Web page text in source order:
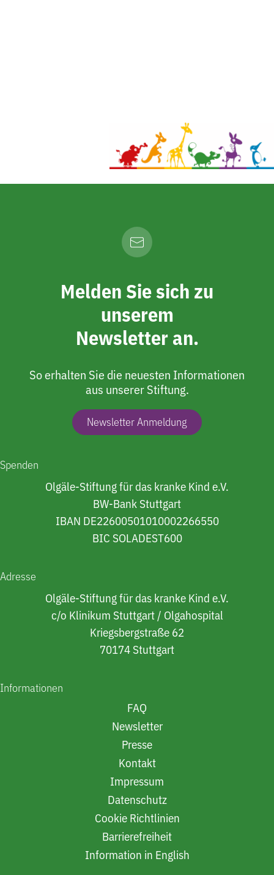
Melden Sie sich zu
unserem
Newsletter an.
So erhalten Sie die neuesten Informationen
aus unserer Stiftung.
Newsletter Anmeldung
Spenden
Olgäle-Stiftung für das kranke Kind e.V.
BW-Bank Stuttgart
IBAN DE22600501010002266550
BIC SOLADEST600
Adresse
Olgäle-Stiftung für das kranke Kind e.V.
c/o Klinikum Stuttgart / Olgahospital
Kriegsbergstraße 62
70174 Stuttgart
Informationen
FAQ
Newsletter
Presse
Kontakt
Impressum
Datenschutz
Cookie Richtlinien
Barrierefreiheit
Information in English